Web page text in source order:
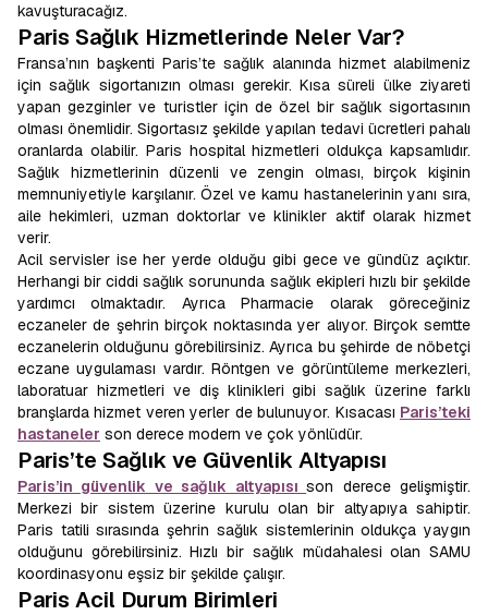
kavuşturacağız.
Paris Sağlık Hizmetlerinde Neler Var?
Fransa’nın başkenti Paris’te sağlık alanında hizmet alabilmeniz
için sağlık sigortanızın olması gerekir. Kısa süreli ülke ziyareti
yapan gezginler ve turistler için de özel bir sağlık sigortasının
olması önemlidir. Sigortasız şekilde yapılan tedavi ücretleri pahalı
oranlarda olabilir. Paris hospital hizmetleri oldukça kapsamlıdır.
Sağlık hizmetlerinin düzenli ve zengin olması, birçok kişinin
memnuniyetiyle karşılanır. Özel ve kamu hastanelerinin yanı sıra,
aile hekimleri, uzman doktorlar ve klinikler aktif olarak hizmet
verir.
Acil servisler ise her yerde olduğu gibi gece ve gündüz açıktır.
Herhangi bir ciddi sağlık sorununda sağlık ekipleri hızlı bir şekilde
yardımcı olmaktadır. Ayrıca Pharmacie olarak göreceğiniz
eczaneler de şehrin birçok noktasında yer alıyor. Birçok semtte
eczanelerin olduğunu görebilirsiniz. Ayrıca bu şehirde de nöbetçi
eczane uygulaması vardır. Röntgen ve görüntüleme merkezleri,
laboratuar hizmetleri ve diş klinikleri gibi sağlık üzerine farklı
branşlarda hizmet veren yerler de bulunuyor. Kısacası Paris’teki
hastaneler son derece modern ve çok yönlüdür.
Paris’te Sağlık ve Güvenlik Altyapısı
Paris’in güvenlik ve sağlık altyapısıson derece gelişmiştir.
Merkezi bir sistem üzerine kurulu olan bir altyapıya sahiptir.
Paris tatili sırasında şehrin sağlık sistemlerinin oldukça yaygın
olduğunu görebilirsiniz. Hızlı bir sağlık müdahalesi olan SAMU
koordinasyonu eşsiz bir şekilde çalışır.
Paris Acil Durum Birimleri